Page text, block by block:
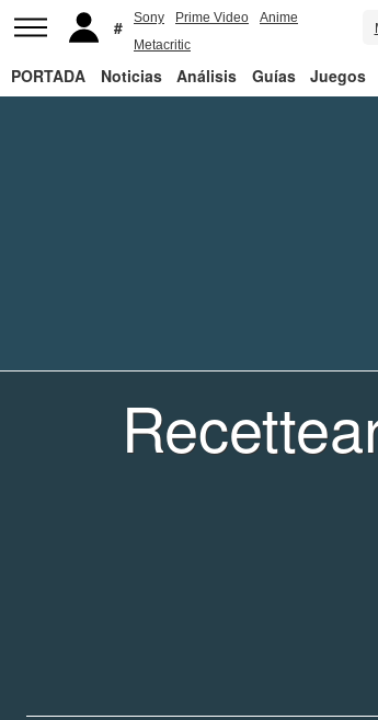
Sony Prime Video
Anime
Metacritic
PORTADA Noticias Análisis Guías Juegos